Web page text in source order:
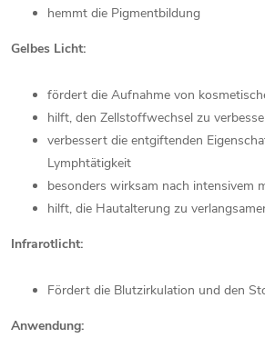
hemmt die Pigmentbildung
Gelbes Licht:
fördert die Aufnahme von
hilft, den Zellstoffwechsel zu
verbessert die entgiftenden
Lymphtätigkeit
besonders wirksam nach intensivem
hilft, die Hautalterung zu
Infrarotlicht:
Fördert die Blutzirkulation und den
Anwendung: